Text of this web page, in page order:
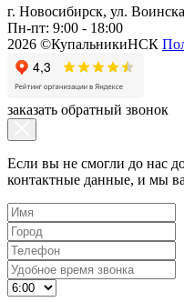
г. Новосибирск, ул.
Пн-пт: 9:00 - 18:00
2026 ©КупальникиНСК
заказать обратный звонок
Если вы не смогли до нас
контактные данные, и мы